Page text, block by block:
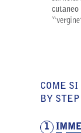
cutaneo
COME
BY STEP
1